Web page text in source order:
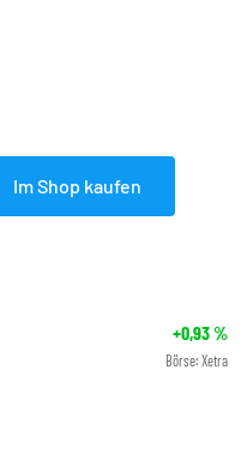
Im Shop kaufen
+0,93%
Börse: Xetra